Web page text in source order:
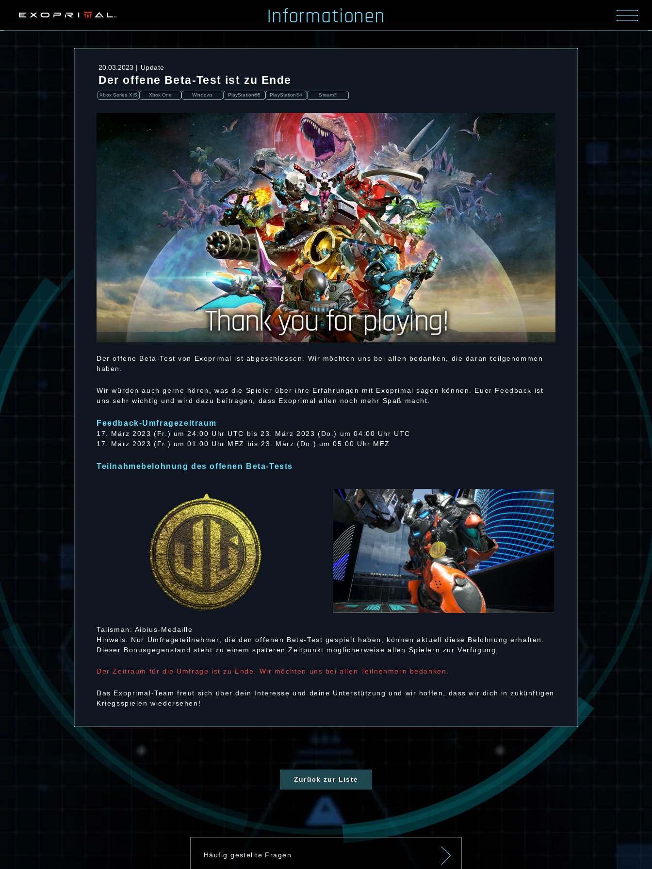
Informationen
20.03.2023 Update
Der offene Beta-Test ist zu Ende
Xbox Series X|S Xbox One Windows PlayStation®5 PlayStation®4 Steam®
Der offene Beta-Test von Exoprimal ist abgeschlossen. Wir möchten uns bei allen bedanken, die daran teilgenommen
haben.
Wir würden auch gerne hören, was die Spieler über ihre Erfahrungen mit Exoprimal sagen können. Euer Feedback ist
uns sehr wichtig und wird dazu beitragen, dass Exoprimal allen noch mehr Spaß macht.
Feedback-Umfragezeitraum
17. März 2023 (Fr.) um 24:00 Uhr UTC bis 23. März 2023 (Do.) um 04:00 Uhr UTC
17. März 2023 (Fr.) um 01:00 Uhr MEZ bis 23. März (Do.) um 05:00 Uhr MEZ
Teilnahmebelohnung des offenen Beta-Tests
Talisman: Aibius-Medaille
Hinweis: Nur Umfrageteilnehmer, die den offenen Beta-Test gespielt haben, können aktuell diese Belohnung erhalten.
Dieser Bonusgegenstand steht zu einem späteren Zeitpunkt möglicherweise allen Spielern zur Verfügung.
Der Zeitraum für die Umfrage ist zu Ende. Wir möchten uns bei allen Teilnehmern bedanken.
Das Exoprimal-Team freut sich über dein Interesse und deine Unterstützung und wir hoffen, dass wir dich in zukünftigen
Kriegsspielen wiedersehen!
Zurück zur Liste
Häufig gestellte Fragen